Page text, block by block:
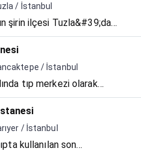
/ İstanbul
şirin ilçesi Tuzla&#39;da
olup, 2007 yılında tıp merkezi
devam etmiş ve
hizmet vermey...
/ İstanbul
tıp merkezi olarak
2003 yılında beldenin ilk ve
17 Yıl boyunca güçlü, sağlık
öne çıka...
/ İstanbul
kullanılan son